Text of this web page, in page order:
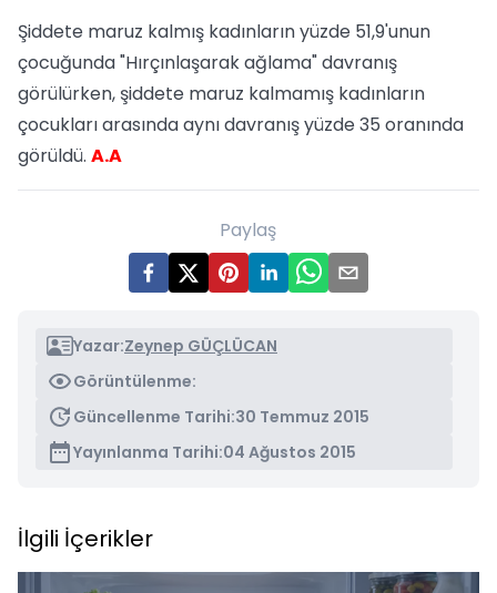
Şiddete maruz kalmış kadınların yüzde 51,9'unun
çocuğunda "Hırçınlaşarak ağlama" davranış
görülürken, şiddete maruz kalmamış kadınların
çocukları arasında aynı davranış yüzde 35 oranında
görüldü. A.A
Paylaş
Yazar:Zeynep GÜÇLÜCAN
Görüntülenme:
Güncellenme Tarihi:30 Temmuz 2015
Yayınlanma Tarihi:04 Ağustos 2015
İlgili İçerikler